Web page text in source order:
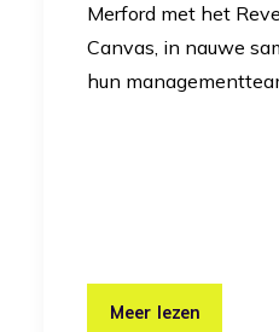
Merford met het
Canvas, in nauwe
hun
Meer lezen